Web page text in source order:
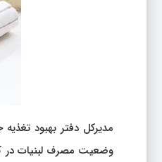
مدیرکل دفتر بهبود
وضعیت مصرف لبنیات در